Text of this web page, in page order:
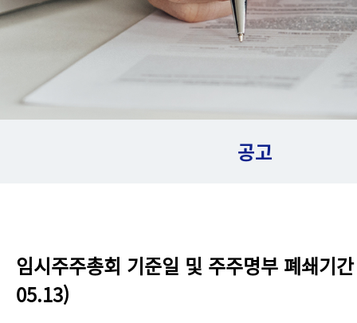
공고
임시주주총회 기준일 및 주주명부 폐쇄기
05.13)